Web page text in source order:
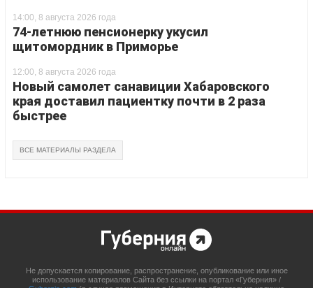
14:00, 8 августа 2026 года
74-летнюю пенсионерку укусил
щитомордник в Приморье
12:00, 8 августа 2026 года
Новый самолет санавиции Хабаровского
края доставил пациентку почти в 2 раза
быстрее
ВСЕ МАТЕРИАЛЫ РАЗДЕЛА
Не допускается копирование, распространение, опубликование или иное
использование материалов Сайта без ссылки на портал «Губерния» /